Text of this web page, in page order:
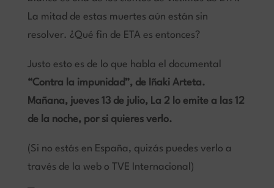
La mitad de estas muertes aún están sin
resolver. ¿Qué fin de ETA es entonces?
Justo esto es de lo que habla el documental
“Contra la impunidad”, de Iñaki Arteta.
Mañana, jueves 13 de julio, La 2 lo emite a las 12
de la noche, por si quieres verlo.
(Si no estás en España, quizás puedes verlo a
través de la web o TVE Internacional)